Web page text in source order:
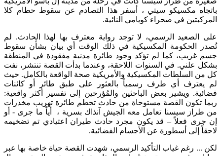
باتجاه مكسيكو سيتي ، أسفر هذا التصادم عن سقوط حطام كلا
المركبتين في صحراء كويامي النائية.
على الصعيد الرسمي، لا توجد رواية معترف بها لهذا الحادث. لم
تُصدر الحكومة المكسيكية في ذلك الوقت أي بيان بشأن سقوط
جسم غريب، كما لم تؤكد وجود طائرة مدنية مفقودة في المنطقة
بشكل علني. في السنوات اللاحقة، وعندما بدأت القصة تنتشر، نفت
كل من السلطات المكسيكية والأمريكية صحة الواقعة بالكامل​. حيث
لم يعترف أي طرف رسمياً بالعثور على طبق طائر أو كائنات
فضائية. ويشير بعض الباحثين والمُؤرخين إلى تفسير أكثر واقعية:
ربما تكون القصة مستوحاة من حادث تحطم طائرة تهريب مخدرات
من طراز سيسنا تعامل معه الجيش آنذاك بسرية​ ، أياً ما جرى - أو
إن جرى فعلاً – قد يكون مجرد حادث طيران اعتيادي تم تضخيمه
لاحقاً إلى أسطورة عن الأجسام الفضائية.
لكن ... رغم غياب التأكيد الرسمي، شهدت القصة حياة خاصة بها عبر